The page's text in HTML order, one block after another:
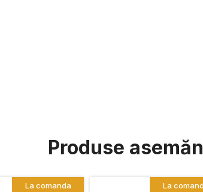
Produse
La comanda La